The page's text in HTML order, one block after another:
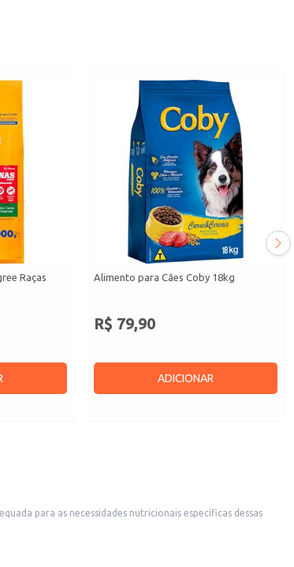
Raças
Alimento para Cães Coby 18kg
R$ 79,90
ADICIONAR